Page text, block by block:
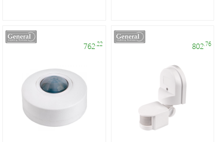
торшеры/
бра
Источники
питания
762 .22 802 .76